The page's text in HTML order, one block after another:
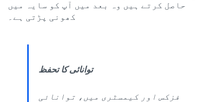
حاصل کرتے ہیں وہ بعد میں آپ کو سایہ میں
کھونی پڑتی ہے۔
توانائی کا تحفظ
فزکس اور کیمسٹری میں، توانائی